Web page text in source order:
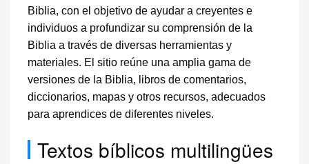
Biblia, con el objetivo de ayudar a creyentes e
individuos a profundizar su comprensión de la
Biblia a través de diversas herramientas y
materiales. El sitio reúne una amplia gama de
versiones de la Biblia, libros de comentarios,
diccionarios, mapas y otros recursos, adecuados
para aprendices de diferentes niveles.
Textos bíblicos multilingües